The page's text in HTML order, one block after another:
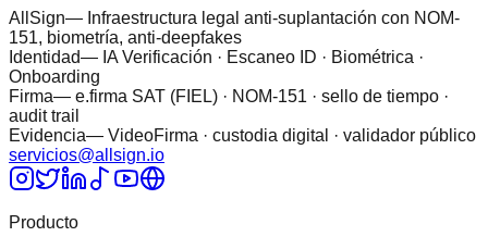
AllSign— Infraestructura legal anti-suplantación con NOM-
151, biometría, anti-deepfakes
Identidad— IA Verificación · Escaneo ID · Biométrica ·
Onboarding
Firma— e.firma SAT (FIEL) · NOM-151 · sello de tiempo ·
audit trail
Evidencia— VideoFirma · custodia digital · validador público
servicios@allsign.io
Producto